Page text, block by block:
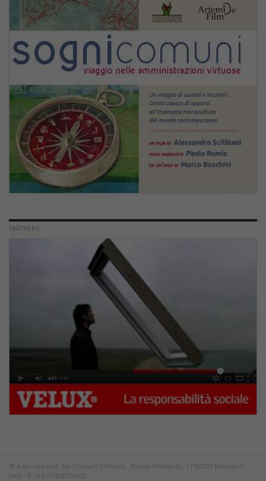
PARTNERS
© Associazione dei Comuni Virtuosi - Piazza Matteotti, 17 60030 Monsano
(AN) - P. IVA 02450370420